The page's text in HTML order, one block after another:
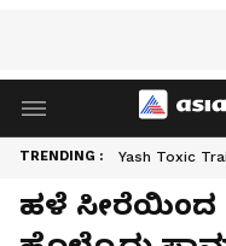
TRENDING : Yash Toxic
ಹಳೆ ಸೀರೆಯಿಂದ